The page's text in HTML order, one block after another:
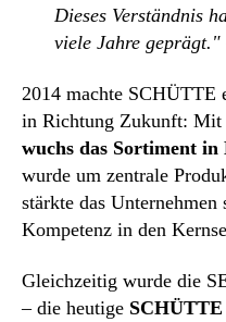
Dieses Verständnis
viele Jahre geprägt."
2014 machte SCHÜTTE
in Richtung Zukunft: Mit
wuchs das Sortiment
wurde um zentrale
stärkte das
Kompetenz in den
Gleichzeitig wurde die
– die heutige